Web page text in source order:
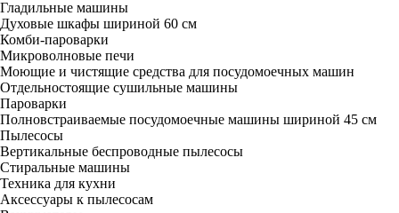
Гладильные машины
Духовые шкафы шириной 60 см
Комби-пароварки
Микроволновые печи
Моющие и чистящие средства для посудомоечных машин
Отдельностоящие сушильные машины
Пароварки
Полновстраиваемые посудомоечные машины шириной 45 см
Пылесосы
Вертикальные беспроводные пылесосы
Стиральные машины
Техника для кухни
Аксессуары к пылесосам